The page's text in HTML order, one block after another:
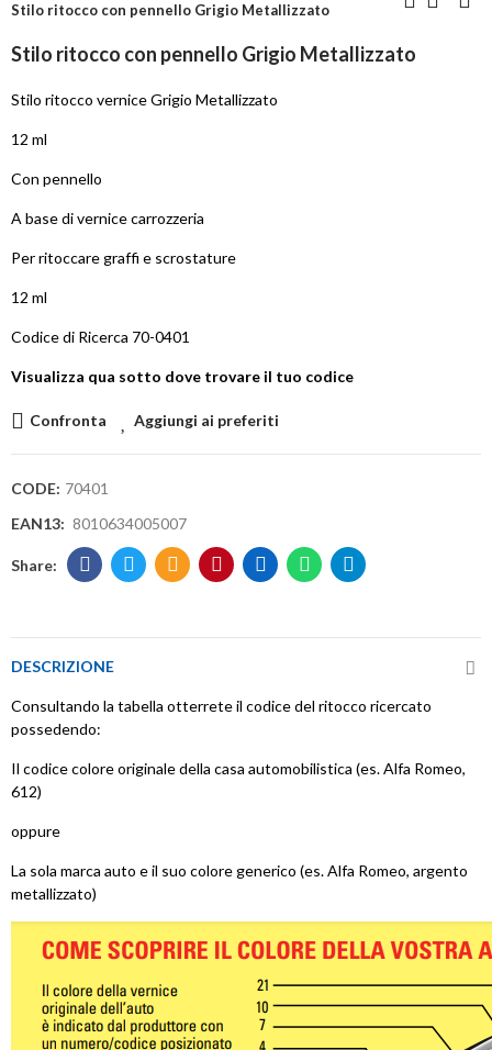
Stilo ritocco con pennello Grigio Metallizzato
Stilo ritocco con pennello Grigio Metallizzato
Stilo ritocco vernice Grigio Metallizzato
12 ml
Con pennello
A base di vernice carrozzeria
Per ritoccare graffi e scrostature
12 ml
Codice di Ricerca 70-0401
Visualizza qua sotto dove trovare il tuo codice
Confronta Aggiungi ai preferiti
CODE: 70401
EAN13: 8010634005007
DESCRIZIONE
Consultando la tabella otterrete il codice del ritocco ricercato
possedendo:
Il codice colore originale della casa automobilistica (es. Alfa Romeo,
612)
oppure
La sola marca auto e il suo colore generico (es. Alfa Romeo, argento
metallizzato)